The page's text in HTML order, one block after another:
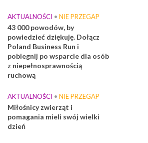
AKTUALNOŚCI • NIE PRZEGAP
43 000 powodów, by
powiedzieć dziękuję. Dołącz
Poland Business Run i
pobiegnij po wsparcie dla osób
z niepełnosprawnością
ruchową
AKTUALNOŚCI • NIE PRZEGAP
Miłośnicy zwierząt i
pomagania mieli swój wielki
dzień